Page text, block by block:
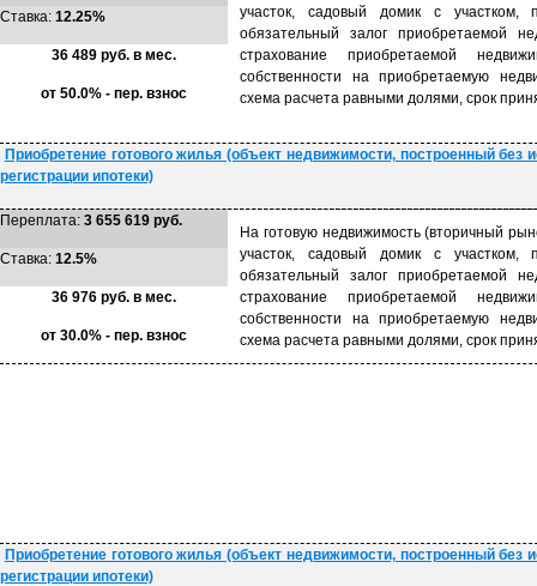
участок, садовый домик с участком,
обязательный залог приобретаемой
страхование приобретаемой
собственности на приобретаемую
схема расчета равными долями, срок
Ставка: 12.25%
36 489 руб. в мес.
от 50.0% - пер. взнос
Приобретение готового жилья (объект недвижимости, построенный без
регистрации ипотеки)
Переплата: 3 655 619 руб.
На готовую недвижимость (вторичный
участок, садовый домик с участком,
обязательный залог приобретаемой
страхование приобретаемой
собственности на приобретаемую
схема расчета равными долями, срок
Ставка: 12.5%
36 976 руб. в мес.
от 30.0% - пер. взнос
Приобретение готового жилья (объект недвижимости, построенный без
регистрации ипотеки)